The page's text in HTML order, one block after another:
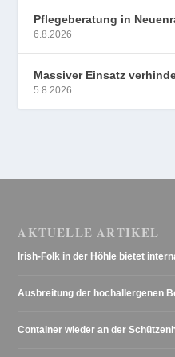
Pflegeberatung in
6.8.2026
Massiver Einsatz
5.8.2026
AKTUELLE ARTIKEL
Irish-Folk in der Höhle bietet
Ausbreitung der hochallergenen
Container wieder an der